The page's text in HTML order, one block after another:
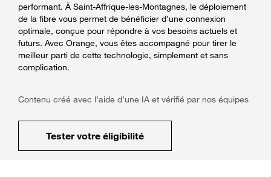
performant. À Saint-Affrique-les-Montagnes, le déploiement
de la fibre vous permet de bénéficier d’une connexion
optimale, conçue pour répondre à vos besoins actuels et
futurs. Avec Orange, vous êtes accompagné pour tirer le
meilleur parti de cette technologie, simplement et sans
complication.
Contenu créé avec l’aide d’une IA et vérifié par nos équipes
Tester votre éligibilité